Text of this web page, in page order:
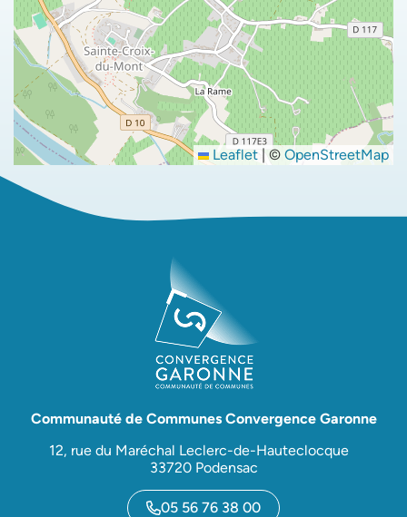
Leaflet | © OpenStreetMap
Communauté de Communes Convergence Garonne
12, rue du Maréchal Leclerc-de-Hauteclocque
33720 Podensac
05 56 76 38 00